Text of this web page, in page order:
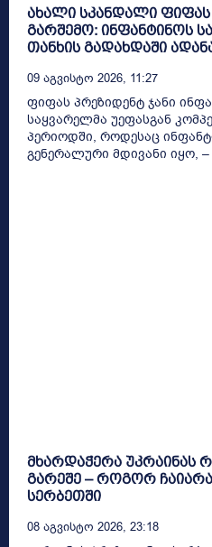
ახალი სკანდალი ფიფას
გარშემო: ინფანტინოს
თანხის გადახდაში
09 Აგვისტო 2026, 11:27
ფიფას პრეზიდენტ ჯანი
საყვარელმა უეფასგან
პერიოდში, როდესაც
გენერალური მდივანი იყო, –
მხარდაჭერა უკრაინას
გარეშე – როგორ ჩაიარა
სერბეთში
08 Აგვისტო 2026, 23:18